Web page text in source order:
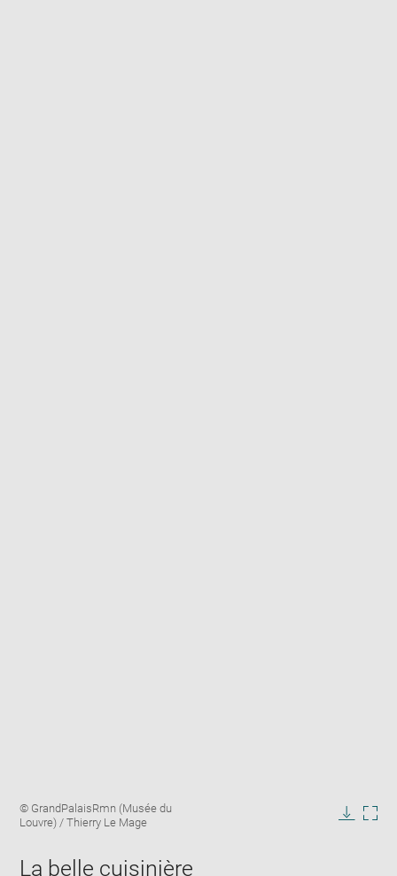
Image
caption:
© GrandPalaisRmn (Musée du
Louvre) / Thierry Le Mage
La belle cuisinière